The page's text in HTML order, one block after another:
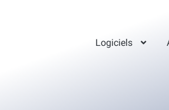
Logiciels